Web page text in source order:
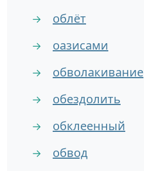
→ облёт
→ оазисами
→ обволакивание
→ обездолить
→ обклеенный
→ обвод